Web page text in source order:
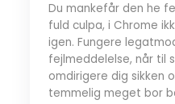
Du mankefår den he
fuld culpa, i Chrome
igen. Fungere
fejlmeddelelse, når til
omdirigere dig sikken
temmelig meget bor